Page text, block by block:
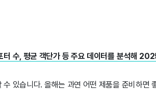
터 수, 평균 객단가 등 주요 데이터를 분석해
있습니다. 올해는 과연 어떤 제품을 준비하면